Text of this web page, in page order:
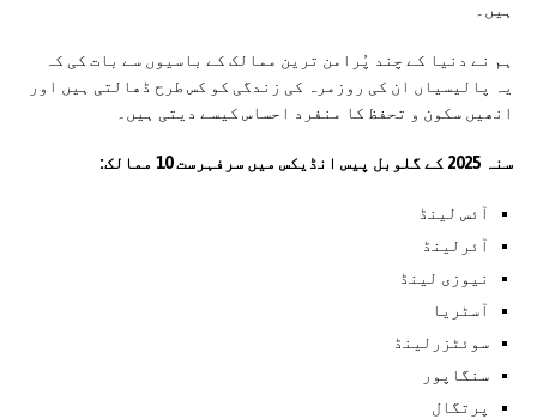
ہیں۔
ہم نے دنیا کے چند پُرامن ترین ممالک کے باسیوں سے بات کی کہ
یہ پالیسیاں ان کی روزمرہ کی زندگی کو کس طرح ڈھالتی ہیں اور
انھیں سکون و تحفظ کا منفرد احساس کیسے دیتی ہیں۔
سنہ 2025 کے گلوبل پیس انڈیکس میں سرفہرست 10 ممالک:
آئس لینڈ
آئرلینڈ
نیوزی لینڈ
آسٹریا
سوئٹزرلینڈ
سنگاپور
پرتگال